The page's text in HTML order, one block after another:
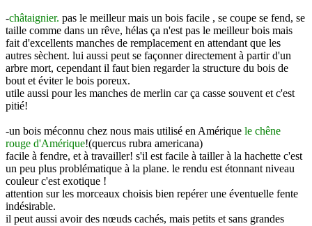
-châtaignier. pas le meilleur mais un bois facile , se coupe se fend, se
taille comme dans un rêve, hélas ça n'est pas le meilleur bois mais
fait d'excellents manches de remplacement en attendant que les
autres sèchent. lui aussi peut se façonner directement à partir d'un
arbre mort, cependant il faut bien regarder la structure du bois de
bout et éviter le bois poreux.
utile aussi pour les manches de merlin car ça casse souvent et c'est
pitié!
-un bois méconnu chez nous mais utilisé en Amérique le chêne
rouge d'Amérique!(quercus rubra americana)
facile à fendre, et à travailler! s'il est facile à tailler à la hachette c'est
un peu plus problématique à la plane. le rendu est étonnant niveau
couleur c'est exotique !
attention sur les morceaux choisis bien repérer une éventuelle fente
indésirable.
il peut aussi avoir des nœuds cachés, mais petits et sans grandes